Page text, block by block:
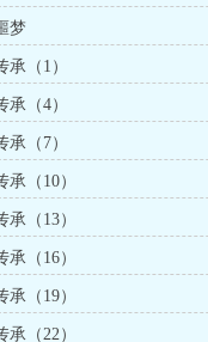
梦
承（1）
承（4）
承（7）
承（10）
承（13）
承（16）
承（19）
承（22）